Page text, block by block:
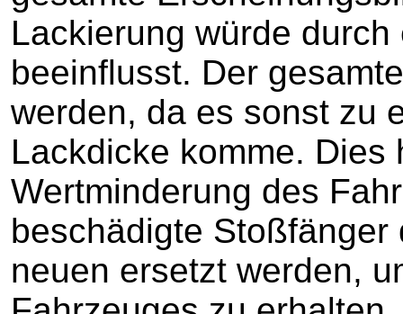
Lackierung würde
beeinflusst. Der
werden, da es sonst zu
Lackdicke komme.
Wertminderung des
beschädigte
neuen ersetzt werden,